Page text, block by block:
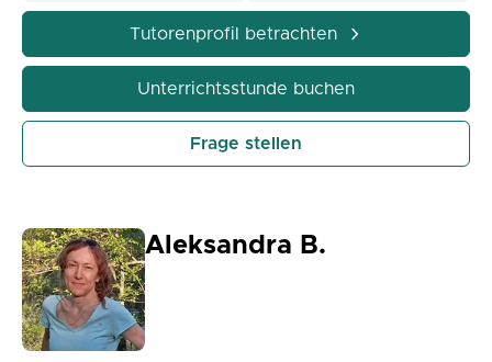
Tutorenprofil betrachten
Unterrichtsstunde buchen
Frage stellen
Aleksandra B.